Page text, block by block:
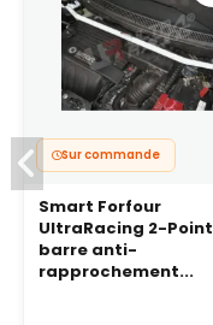
Sur commande
Smart Forfour
UltraRacing 2-Point
barre anti-
rapprochement...